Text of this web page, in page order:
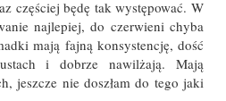
częściej będę tak występować. W
najlepiej, do czerwieni chyba
mają fajną konsystencję, dość
i dobrze nawilżają. Mają
jeszcze nie doszłam do tego jaki